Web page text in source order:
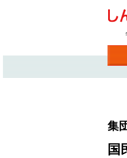
集
国